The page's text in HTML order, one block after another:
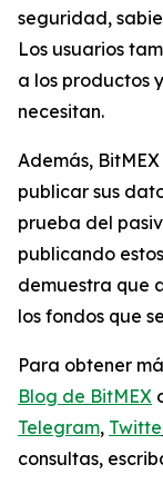
seguridad,
Los usuarios
a los productos
necesitan.
Además,
publicar sus
prueba del
publicando
demuestra que
los fondos que
Para obtener
Blog de BitMEX
Telegram, Twitte
consultas,